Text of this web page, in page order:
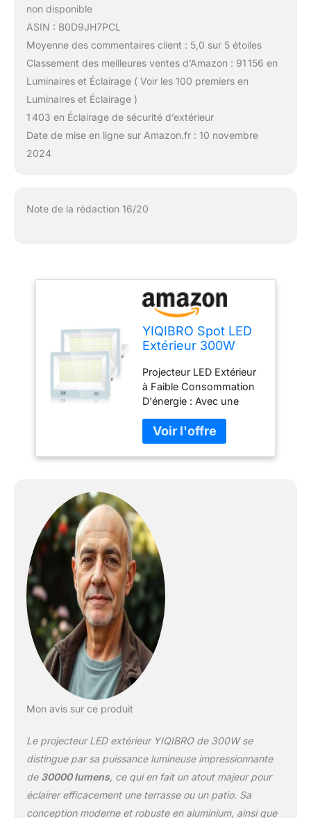
non disponible
ASIN : B0D9JH7PCL
Moyenne des commentaires client : 5,0 sur 5 étoiles
Classement des meilleures ventes d’Amazon : 91 156 en
Luminaires et Éclairage ( Voir les 100 premiers en
Luminaires et Éclairage )
1 403 en Éclairage de sécurité d’extérieur
Date de mise en ligne sur Amazon.fr : 10 novembre
2024
Note de la rédaction 16/20
YIQIBRO Spot LED
Extérieur 300W
7000K Blanc Froid
Projecteur LED
Extérieur Spot
Exterieur LED IP67
Etanche Phare LED
Exterieur Projecteur
Exterieur Pour
Projecteur LED Extérieur
à Faible Consommation
D'énergie : Avec une
impressionnante de
30000 lumens et une
consommation d'énergie
vous soucier des
factures d'électricité
élevées, le projecteur led
300w est une excellente
solution pour l'éclairage
extérieur. Spot LED
Extérieur Facile à Installer
: Ce spot exterieur led
est livré avec un câble de
90 cm et un support
pivotant à 180°, ce qui
réglable à 180° pour
les espaces extérieurs.
Projecteur LED Exterieur
IP67 : Ce lampe led
exterieur est fabriqué en
Mon avis sur ce produit
Le projecteur LED extérieur YIQIBRO de 300W se
distingue par sa puissance lumineuse impressionnante
de 30000 lumens, ce qui en fait un atout majeur pour
éclairer efficacement une terrasse ou un patio. Sa
conception moderne et robuste en aluminium, ainsi que